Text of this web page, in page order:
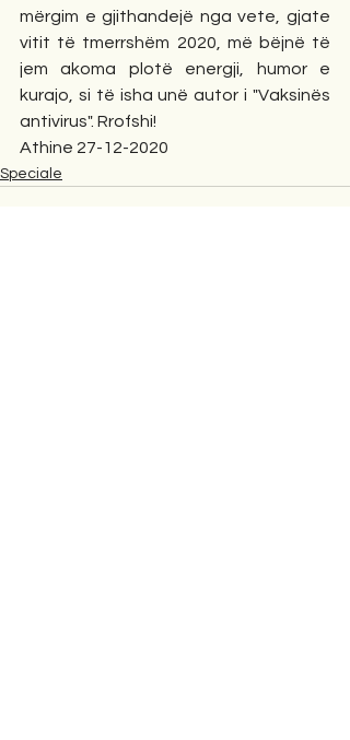
mërgim e gjithandejë nga vete, gjate
vitit të tmerrshëm 2020, më bëjnë të
jem akoma plotë energji, humor e
kurajo, si të isha unë autor i "Vaksinës
antivirus". Rrofshi!
Athine 27-12-2020
Speciale